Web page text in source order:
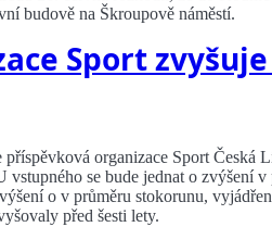
budově na Škroupově náměstí.
Sport
organizace Sport Česká
se bude jednat o zvýšení
o v průměru stokorunu,
před šesti lety.